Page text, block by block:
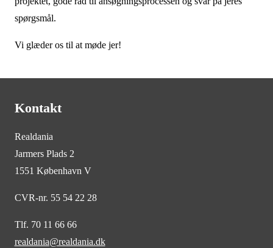
spørgsmål.
Vi glæder os til at møde jer!
Kontakt
Realdania
Jarmers Plads 2
1551 København V
CVR-nr. 55 54 22 28
Tlf. 70 11 66 66
realdania@realdania.dk